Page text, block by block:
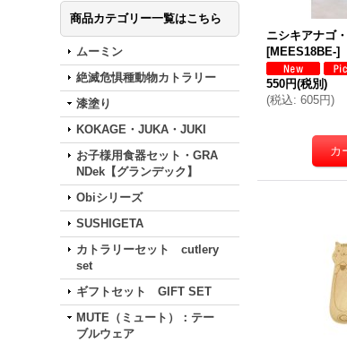
商品カテゴリー一覧はこちら
ムーミン
絶滅危惧種動物カトラリー
漆塗り
KOKAGE・JUKA・JUKI
お子様用食器セット・GRA
NDek【グランデック】
Obiシリーズ
SUSHIGETA
カトラリーセット cutlery
set
ギフトセット GIFT SET
MUTE（ミュート）：テー
ブルウェア
ニシキアナゴ
[MEES18BE-]
550円(税別)
(税込: 605円)